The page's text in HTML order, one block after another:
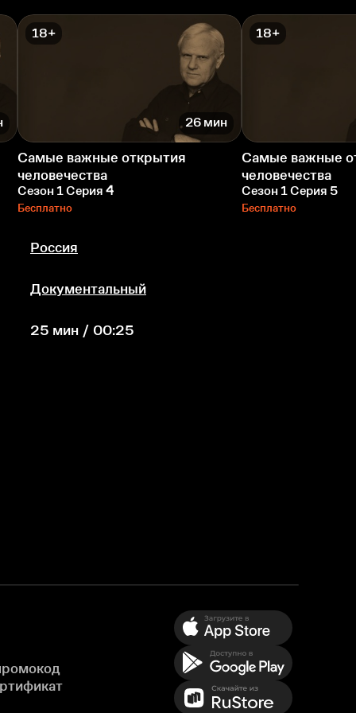
18+
26 мин
Самые важные открытия
человечества
Сезон 1 Серия 4
Бесплатно
18+
Самые важные
человечества
Сезон 1 Серия 5
Бесплатно
Россия
Документальный
25 мин / 00:25